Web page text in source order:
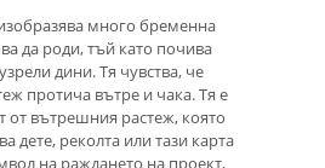
много бременна
да роди, тъй като почива
дини. Тя чувства, че
протича вътре и чака. Тя е
от вътрешния растеж, която
дете, реколта или тази карта